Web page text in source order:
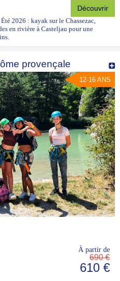
Découvrir
2026 : kayak sur le Chassezac,
en rivière à Casteljau pour une
provençale
12-16 ANS
À partir de
690 €
610 €